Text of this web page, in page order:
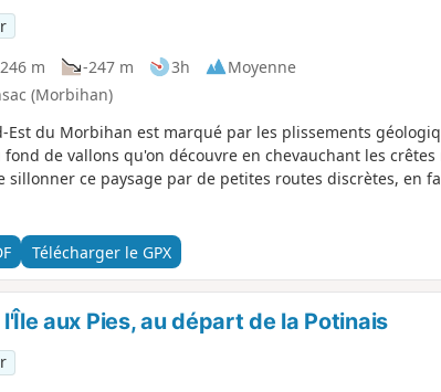
m -247 m 3h
Moyenne
(Morbihan)
Est du Morbihan est marqué par les plissements
de vallons qu'on découvre en chevauchant les
sillonner ce paysage par de petites routes discrètes, en
Télécharger le GPX
aux Pies, au départ de la Potinais